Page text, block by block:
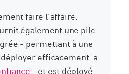
faire l'affaire.
également une pile
- permettant à une
efficacement la
- et est déployé